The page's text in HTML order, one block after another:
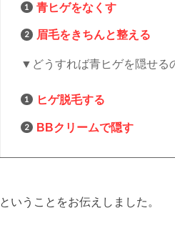
青ヒゲをなくす
眉毛をきちんと整える
▼どうすれば青ヒゲを隠せる
ヒゲ脱毛する
BBクリームで隠す
ということをお伝えしました。